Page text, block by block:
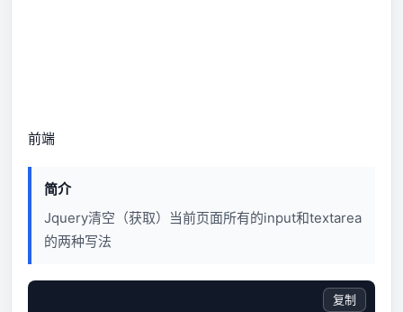
前端
简介
Jquery清空（获取）当前页面所有的input和textarea
的两种写法
复制